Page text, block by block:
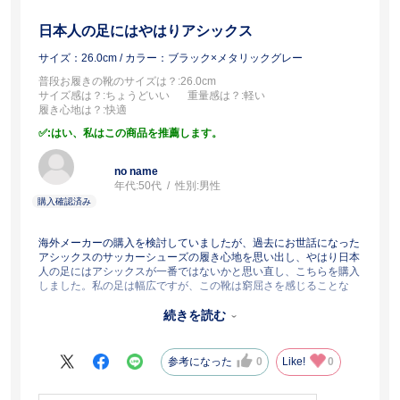
日本人の足にはやはりアシックス
サイズ：26.0cm / カラー：ブラック×メタリックグレー
普段お履きの靴のサイズは？ :26.0cm
サイズ感は？ :ちょうどいい 重量感は？ :軽い
履き心地は？ :快適
:はい、私はこの商品を推薦します。
no name
年代:50代 性別:男性
海外メーカーの購入を検討していましたが、過去にお世話になった
アシックスのサッカーシューズの履き心地を思い出し、やはり日本
人の足にはアシックスが一番ではないかと思い直し、こちらを購入
しました。私の足は幅広ですが、この靴は窮屈さを感じることな
でした。購入後、早速この靴で散歩に出かけたところ、まずその優
靴とは明らかな違いを感じました。幅広の方や、歩きやすさを重視
する方におすすめしたい一足です。
続きを読む
参考になった 0 Like! 0